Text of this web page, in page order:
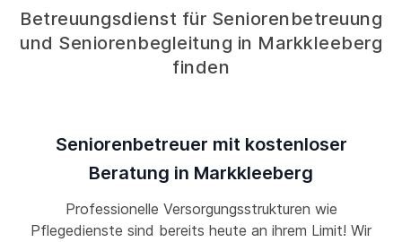
Betreuungsdienst für Seniorenbetreuung
und Seniorenbegleitung in Markkleeberg
finden
Seniorenbetreuer mit kostenloser
Beratung in Markkleeberg
Professionelle Versorgungsstrukturen wie
Pflegedienste sind bereits heute an ihrem Limit! Wir